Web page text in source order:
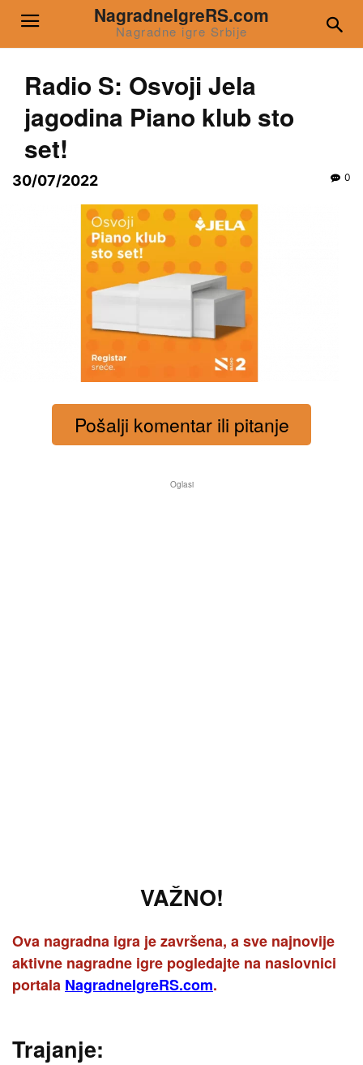
NagradneIgreRS.com
Nagradne igre Srbije
Radio S: Osvoji Jela
jagodina Piano klub sto
set!
30/07/2022 0
Pošalji komentar ili pitanje
Oglasi
VAŽNO!
Ova nagradna igra je završena, a sve najnovije
aktivne nagradne igre pogledajte na naslovnici
portala NagradneIgreRS.com.
Trajanje: